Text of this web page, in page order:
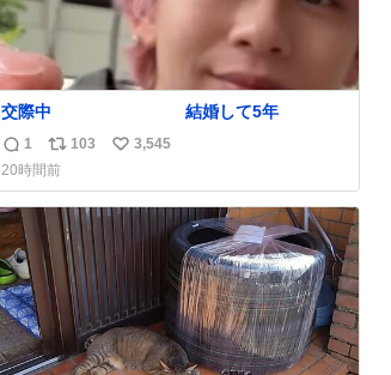
交際中 結婚して5年
返
信
数
1
リ
ポ
ス
ト
数
103
い
ね
数
3,545
20時間前